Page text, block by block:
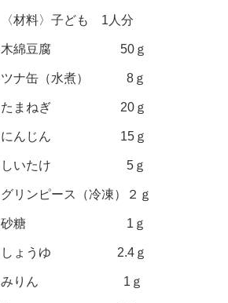
〈材料〉子ども 1人分
木綿豆腐 50ｇ
ツナ缶（水煮） 8ｇ
たまねぎ 20ｇ
にんじん 15ｇ
しいたけ 5ｇ
グリンピース（冷凍）２ｇ
砂糖 1ｇ
しょうゆ 2.4ｇ
みりん 1ｇ